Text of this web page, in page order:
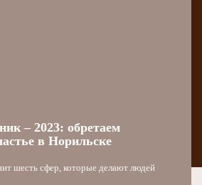
– 2023: обретаем
в Норильске
шесть сфер, которые делают людей